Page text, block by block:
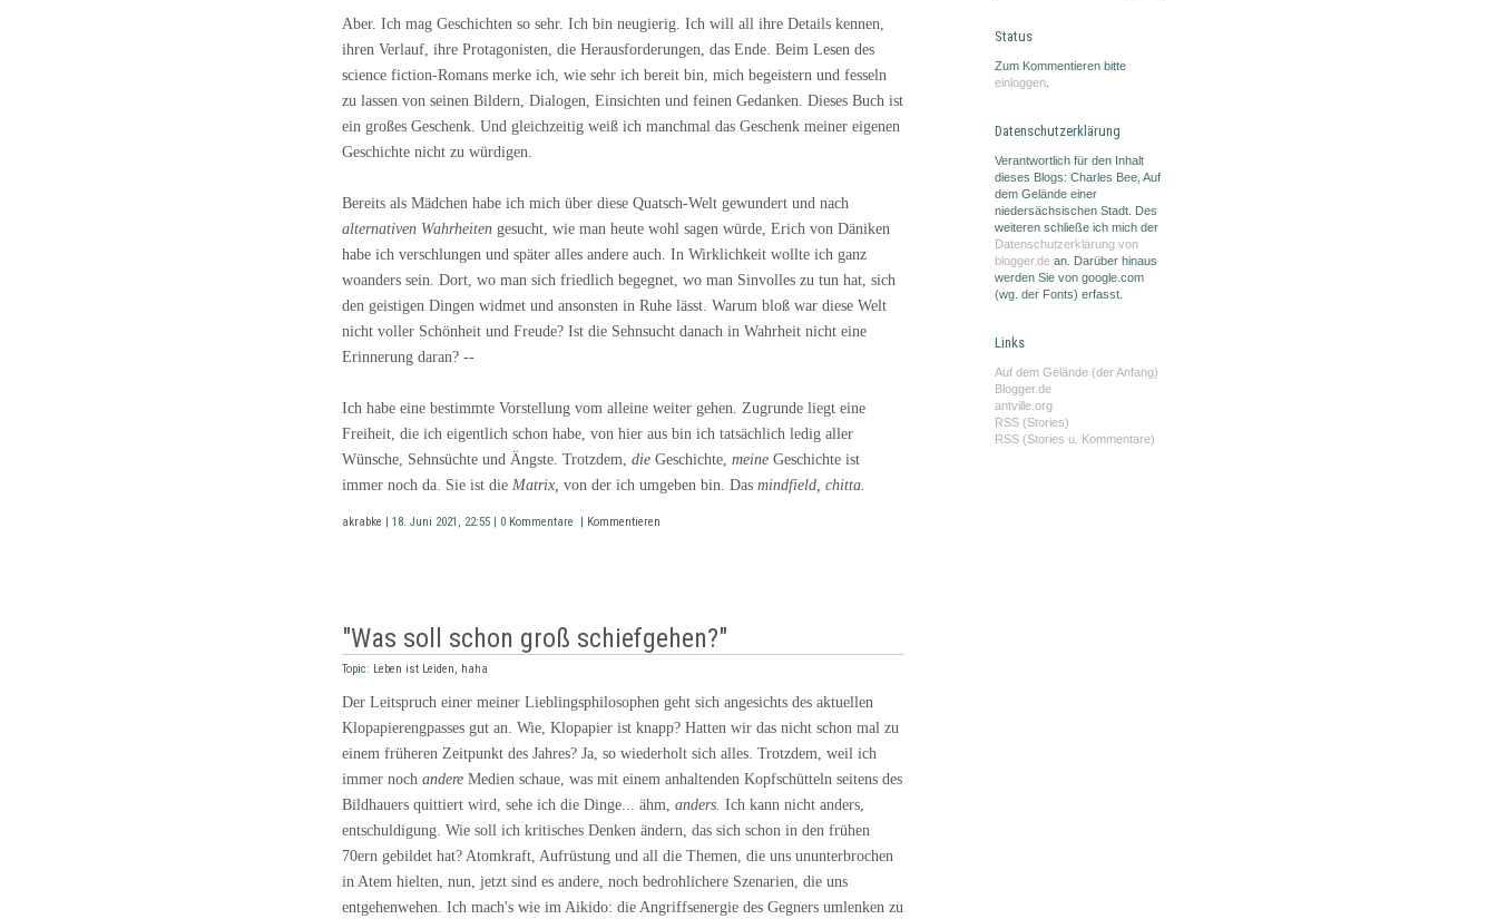
Aber. Ich mag Geschichten so sehr. Ich bin neugierig. Ich will all ihre Details kennen,
ihren Verlauf, ihre Protagonisten, die Herausforderungen, das Ende. Beim Lesen des
science fiction-Romans merke ich, wie sehr ich bereit bin, mich begeistern und fesseln
zu lassen von seinen Bildern, Dialogen, Einsichten und feinen Gedanken. Dieses Buch ist
ein großes Geschenk. Und gleichzeitig weiß ich manchmal das Geschenk meiner eigenen
Geschichte nicht zu würdigen.
Bereits als Mädchen habe ich mich über diese Quatsch-Welt gewundert und nach
alternativen Wahrheiten gesucht, wie man heute wohl sagen würde, Erich von Däniken
habe ich verschlungen und später alles andere auch. In Wirklichkeit wollte ich ganz
woanders sein. Dort, wo man sich friedlich begegnet, wo man Sinvolles zu tun hat, sich
den geistigen Dingen widmet und ansonsten in Ruhe lässt. Warum bloß war diese Welt
nicht voller Schönheit und Freude? Ist die Sehnsucht danach in Wahrheit nicht eine
Erinnerung daran? --
Ich habe eine bestimmte Vorstellung vom alleine weiter gehen. Zugrunde liegt eine
Freiheit, die ich eigentlich schon habe, von hier aus bin ich tatsächlich ledig aller
Wünsche, Sehnsüchte und Ängste. Trotzdem, die Geschichte, meine Geschichte ist
immer noch da. Sie ist die Matrix, von der ich umgeben bin. Das mindfield, chitta.
akrabke | 18. Juni 2021, 22:55 | 0 Kommentare | Kommentieren
"Was soll schon groß schiefgehen?"
Topic: Leben ist Leiden, haha
Der Leitspruch einer meiner Lieblingsphilosophen geht sich angesichts des aktuellen
Klopapierengpasses gut an. Wie, Klopapier ist knapp? Hatten wir das nicht schon mal zu
einem früheren Zeitpunkt des Jahres? Ja, so wiederholt sich alles. Trotzdem, weil ich
immer noch andere Medien schaue, was mit einem anhaltenden Kopfschütteln seitens des
Bildhauers quittiert wird, sehe ich die Dinge... ähm, anders. Ich kann nicht anders,
entschuldigung. Wie soll ich kritisches Denken ändern, das sich schon in den frühen
70ern gebildet hat? Atomkraft, Aufrüstung und all die Themen, die uns ununterbrochen
in Atem hielten, nun, jetzt sind es andere, noch bedrohlichere Szenarien, die uns
entgehenwehen. Ich mach's wie im Aikido: die Angriffsenergie des Gegners umlenken zu
Status
Zum Kommentieren bitte
einloggen
Datenschutzerklärung
Verantwortlich für den Inhalt
dieses Blogs: Charles Bee, Auf
dem Gelände einer
niedersächsischen Stadt. Des
weiteren schließe ich mich der
Datenschutzerklärung von
blogger.de an. Darüber hinaus
werden Sie von google.com
(wg. der Fonts) erfasst.
Links
Auf dem Gelände (der Anfang)
Blogger.de
antville.org
RSS (Stories)
RSS (Stories u. Kommentare)